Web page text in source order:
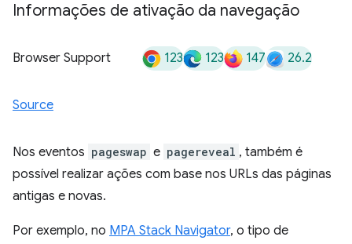
Informações de ativação da navegação
Browser Support 123 123 147 26.2
Source
Nos eventos pageswap e pagereveal , também é
possível realizar ações com base nos URLs das páginas
antigas e novas.
Por exemplo, no MPA Stack Navigator, o tipo de